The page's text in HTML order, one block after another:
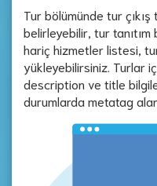
Tur bölümünde tur
belirleyebilir, tur
hariç hizmetler listesi,
yükleyebilirsiniz. Turlar
description ve title
durumlarda metatag